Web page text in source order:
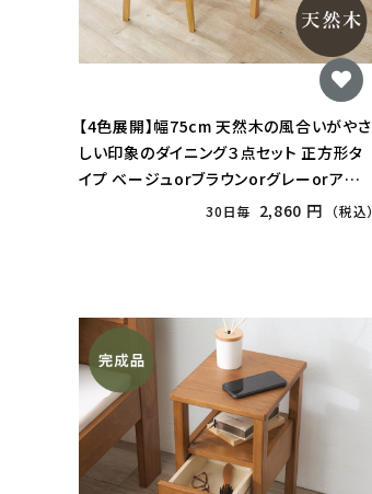
【4色展開】幅75cm 天然木の風合いがやさ
しい印象のダイニング３点セット 正方形タ
イプ ベージュorブラウンorグレーorアイ
30日毎 2,860 円 （税込）